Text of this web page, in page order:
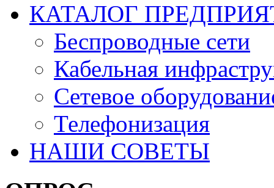
КАТАЛОГ
Беспроводные сети
Кабельная
Сетевое
Телефонизация
НАШИ СОВЕТЫ